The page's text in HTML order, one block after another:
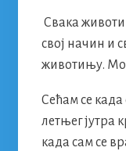
Свака
свој начин и
животињу.
Сећам се када
летњег јутра
када сам се